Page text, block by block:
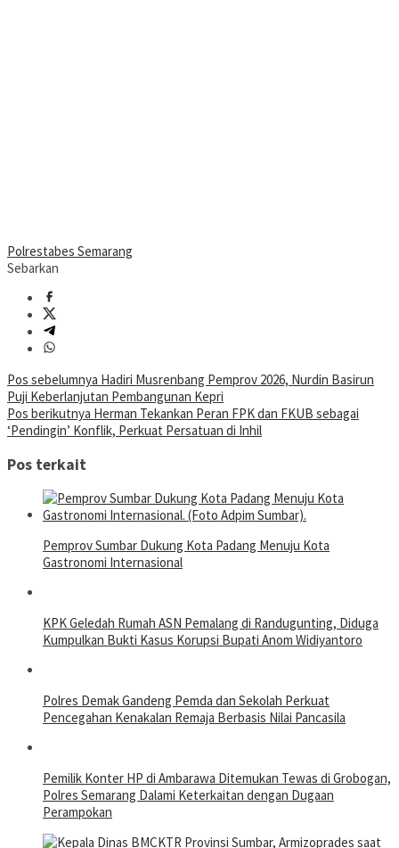
Polrestabes Semarang
Sebarkan
Navigasi
pos
Pos sebelumnya Hadiri Musrenbang Pemprov 2026, Nurdin Basirun
Puji Keberlanjutan Pembangunan Kepri
Pos berikutnya Herman Tekankan Peran FPK dan FKUB sebagai
‘Pendingin’ Konflik, Perkuat Persatuan di Inhil
Pos terkait
Pemprov Sumbar Dukung Kota Padang Menuju Kota
Gastronomi Internasional
KPK Geledah Rumah ASN Pemalang di Randugunting, Diduga
Kumpulkan Bukti Kasus Korupsi Bupati Anom Widiyantoro
Polres Demak Gandeng Pemda dan Sekolah Perkuat
Pencegahan Kenakalan Remaja Berbasis Nilai Pancasila
Pemilik Konter HP di Ambarawa Ditemukan Tewas di Grobogan,
Polres Semarang Dalami Keterkaitan dengan Dugaan
Perampokan